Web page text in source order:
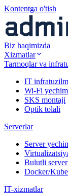
Kontentga o'tish
Biz haqimizda
Xizmatlar
Tarmoqlar va
IT
Wi-Fi
SKS montaji
Optik tolali
Serverlar
Server
Bulutli
Docker/
IT-xizmatlar